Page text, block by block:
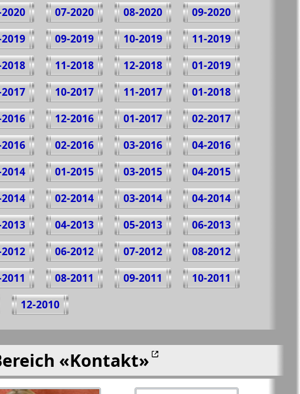
09-2020
08-2020
07-2020
11-2019
10-2019
09-2019
01-2019
12-2018
11-2018
01-2018
11-2017
10-2017
02-2017
01-2017
12-2016
04-2016
03-2016
02-2016
04-2015
03-2015
01-2015
04-2014
03-2014
02-2014
06-2013
05-2013
04-2013
08-2012
07-2012
06-2012
10-2011
09-2011
08-2011
12-2010
«Kontakt»